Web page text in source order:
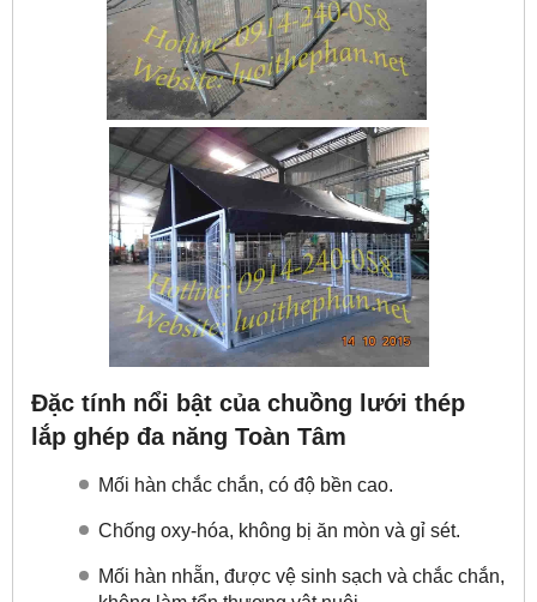
Đặc tính nổi bật của chuồng lưới thép
lắp ghép đa năng Toàn Tâm
Mối hàn chắc chắn, có độ bền cao.
Chống oxy-hóa, không bị ăn mòn và gỉ sét.
Mối hàn nhẵn, được vệ sinh sạch và chắc chắn,